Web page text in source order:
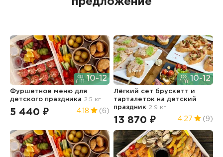
предложение
10-12
Фуршетное меню для
детского праздника 2.5 кг
5 440 ₽ 4.18 (6)
10-12
Лёгкий сет брускетт и
тарталеток на детский
праздник 2.9 кг
13 870 ₽ 4.27 (9)